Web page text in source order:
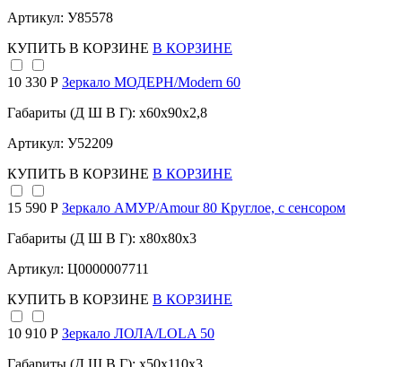
Артикул: У85578
КУПИТЬ В КОРЗИНЕ В КОРЗИНЕ
10 330 Р Зеркало МОДЕРН/Modern 60
Габариты (Д Ш В Г): x60x90x2,8
Артикул: У52209
КУПИТЬ В КОРЗИНЕ В КОРЗИНЕ
15 590 Р Зеркало АМУР/Amour 80 Круглое, с сенсором
Габариты (Д Ш В Г): x80x80x3
Артикул: Ц0000007711
КУПИТЬ В КОРЗИНЕ В КОРЗИНЕ
10 910 Р Зеркало ЛОЛА/LOLA 50